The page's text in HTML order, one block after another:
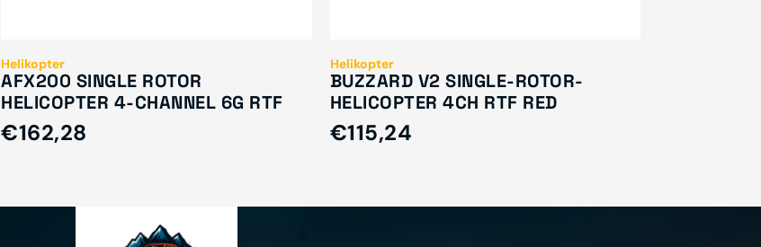
Helikopter
AFX200 SINGLE ROTOR
HELICOPTER 4-CHANNEL 6G RTF
€162,28
Helikopter
BUZZARD V2 SINGLE-ROTOR-
HELICOPTER 4CH RTF RED
€115,24